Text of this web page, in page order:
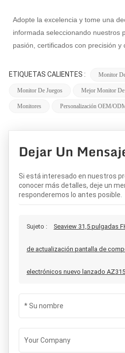
Adopte la excelencia y tome una
informada seleccionando nuestros
pasión, certificados con precisión y
ETIQUETAS CALIENTES : Monitor
Monitor De Juegos Mejor Monitor De
Monitores Personalización OEM/
Dejar Un
Si está interesado en nuestros
conocer más detalles, deje un
responderemos lo antes posible.
Sujeto : Seaview 31,5 pulgadas
de actualización pantalla de
electrónicos nuevo lanzado